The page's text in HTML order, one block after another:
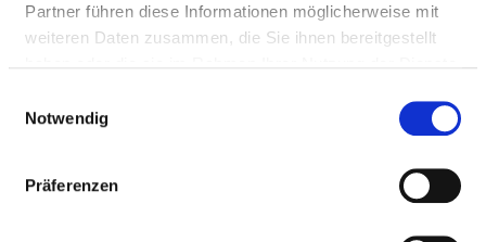
Partner führen diese Informationen möglicherweise mit
weiteren Daten zusammen, die Sie ihnen bereitgestellt
Notwendig
Präferenzen
JUGENDPSYCHIATRIE, PSYCHOSOMATIK
UND PSYCHOTHERAPIE DER HERZ-JESU-
(AUSSENSTELLE BAD HERSFELD)